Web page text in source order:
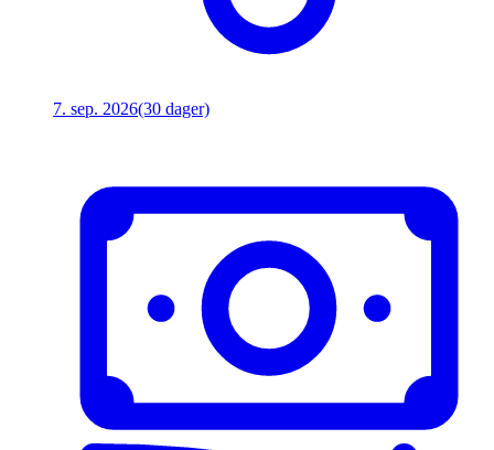
7. sep. 2026(30 dager)